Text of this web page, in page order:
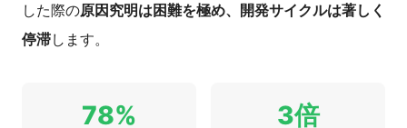
した際の原因究明は困難を極め、開発サイクルは著しく
停滞します。
78% 3倍